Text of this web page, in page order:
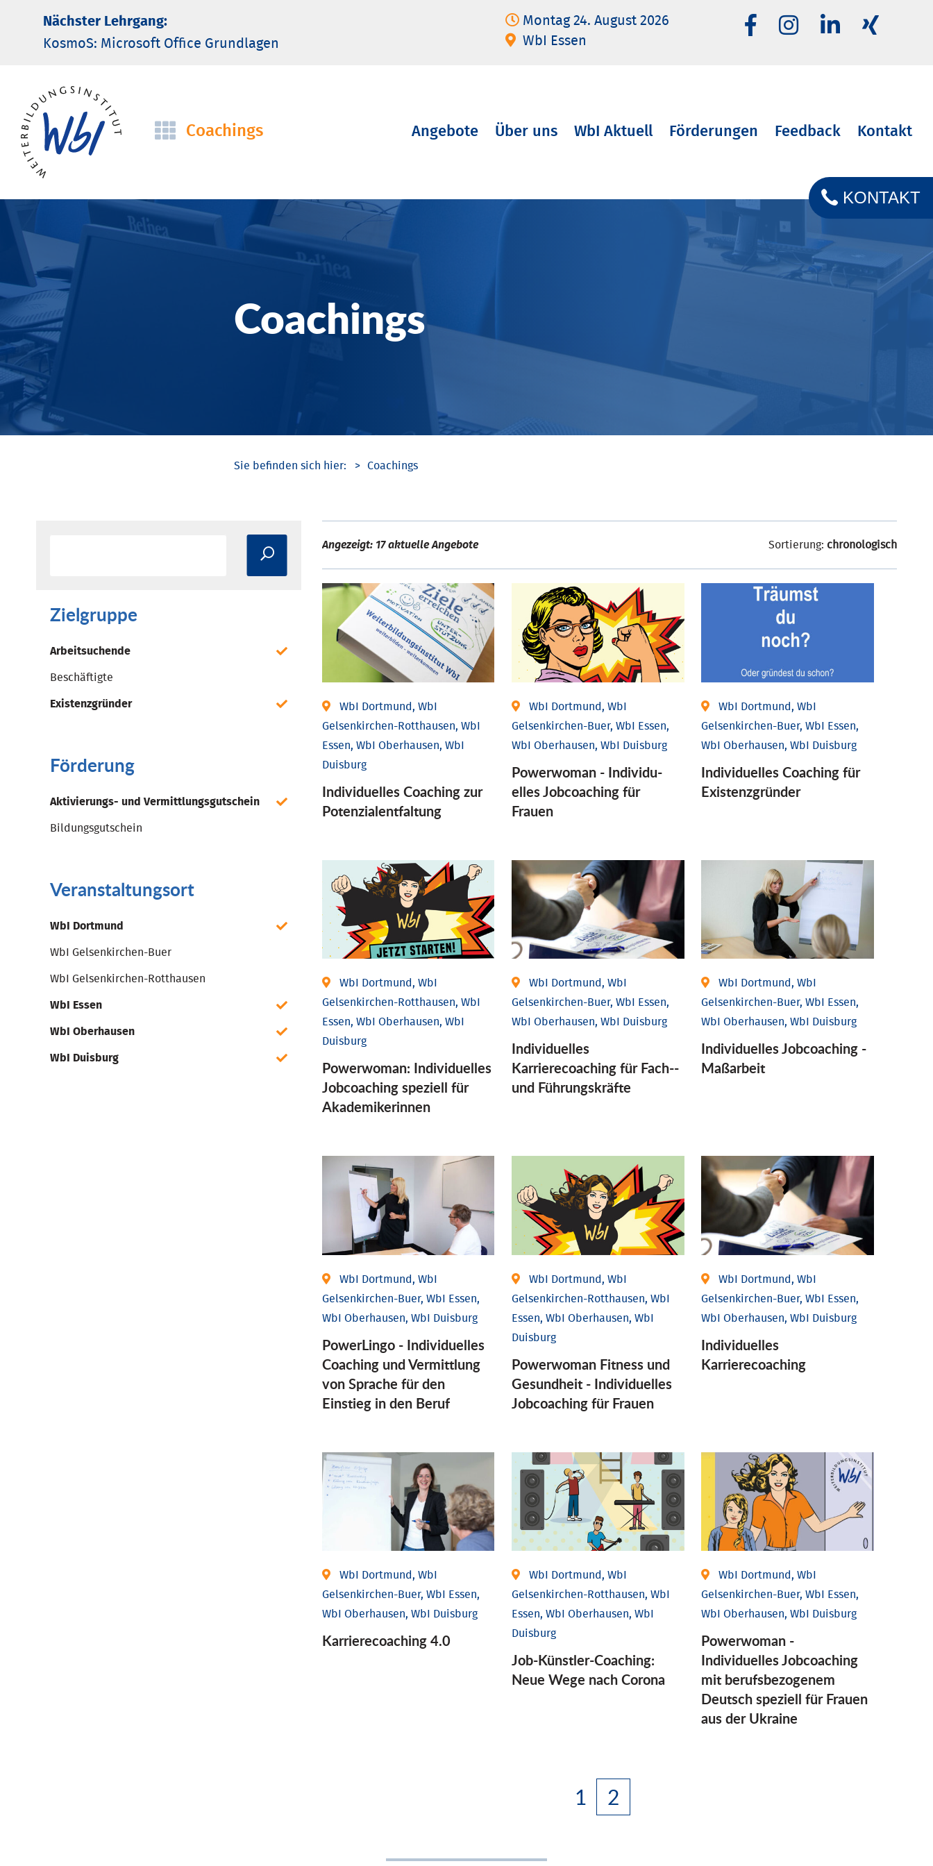
Nächster Lehrgang:
KosmoS: Microsoft Office Grund­lagen
Montag 24. August 2026
WbI Essen
Navigation
Coachings
Navigation
Angebote Über uns WbI Aktuell Förderungen Feedback Kontakt
Coachings
KONTAKT
Coachings
Zielgruppe
Arbeitsuchende
Beschäftigte
Existenzgründer
Förderung
Aktivierungs- und Vermittlungsgutschein
Bildungsgutschein
Veranstaltungsort
WbI Dortmund
WbI Gelsenkirchen-Buer
WbI Gelsenkirchen-Rotthausen
WbI Essen
WbI Oberhausen
WbI Duisburg
Angezeigt: 17 aktuelle Angebote Sortierung: chronologisch
WbI Dortmund, WbI
Gelsenkirchen-Rotthausen, WbI
Essen, WbI Oberhausen, WbI
Duisburg
Individuelles Coaching zur
Potenzialentfaltung
WbI Dortmund, WbI
Gelsenkirchen-Buer, WbI Essen,
WbI Oberhausen, WbI Duisburg
Powerwoman - Individu­
elles Job­coaching für
Frauen
WbI Dortmund, WbI
Gelsenkirchen-Buer, WbI Essen,
WbI Oberhausen, WbI Duisburg
Individu­elles Coaching für
Existenz­gründer
WbI Dortmund, WbI
Gelsenkirchen-Rotthausen, WbI
Essen, WbI Oberhausen, WbI
Duisburg
Powerwoman: Individu­elles
Job­coaching speziell für
Aka­demiker­innen
WbI Dortmund, WbI
Gelsenkirchen-Buer, WbI Essen,
WbI Oberhausen, WbI Duisburg
Individu­elles
Karrierecoaching für Fach-­
und Führungs­kräfte
WbI Dortmund, WbI
Gelsenkirchen-Buer, WbI Essen,
WbI Oberhausen, WbI Duisburg
Individu­elles Job­coaching -
Maßarbeit
WbI Dortmund, WbI
Gelsenkirchen-Buer, WbI Essen,
WbI Oberhausen, WbI Duisburg
PowerLingo - Individuelles
Coaching und Vermittlung
von Sprache für den
Einstieg in den Beruf
WbI Dortmund, WbI
Gelsenkirchen-Rotthausen, WbI
Essen, WbI Oberhausen, WbI
Duisburg
Powerwoman Fitness und
Gesund­heit - Individu­elles
Job­coaching für Frauen
WbI Dortmund, WbI
Gelsenkirchen-Buer, WbI Essen,
WbI Oberhausen, WbI Duisburg
Individu­elles
Karrierecoaching
WbI Dortmund, WbI
Gelsenkirchen-Buer, WbI Essen,
WbI Oberhausen, WbI Duisburg
Karriere­coaching 4.0
WbI Dortmund, WbI
Gelsenkirchen-Rotthausen, WbI
Essen, WbI Oberhausen, WbI
Duisburg
Job-Künstler-Coaching:
Neue Wege nach Corona
WbI Dortmund, WbI
Gelsenkirchen-Buer, WbI Essen,
WbI Oberhausen, WbI Duisburg
Powerwoman -
Individuelles Jobcoaching
mit berufsbezogenem
Deutsch speziell für Frauen
aus der Ukraine
1 2